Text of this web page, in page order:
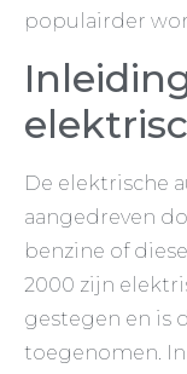
populairder
De elektrische
aangedreven
benzine of
2000 zijn
gestegen en is
toegenomen.